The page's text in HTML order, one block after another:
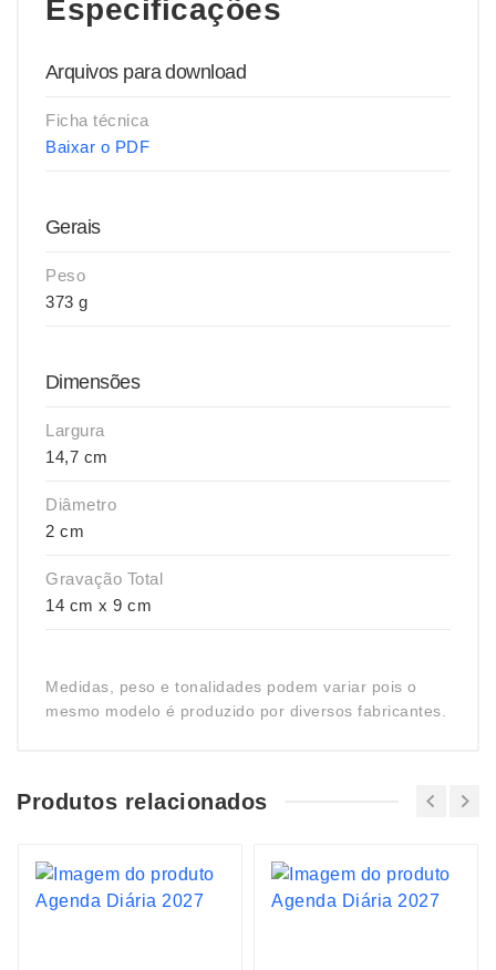
Especificações
Arquivos para download
Ficha técnica
Baixar o PDF
Gerais
Peso
373 g
Dimensões
Largura
14,7 cm
Diâmetro
2 cm
Gravação Total
14 cm x 9 cm
Medidas, peso e tonalidades podem variar pois o
mesmo modelo é produzido por diversos fabricantes.
Produtos relacionados